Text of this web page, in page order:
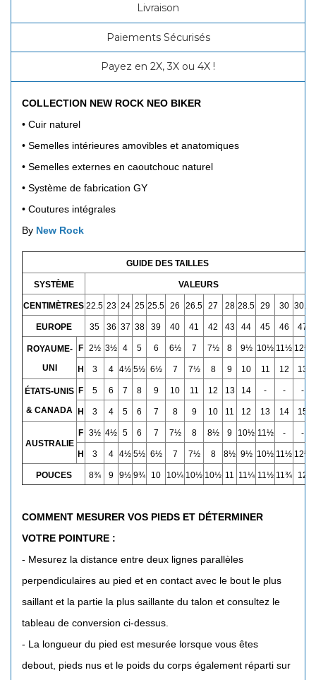
Livraison
Paiements Sécurisés
Payez en 2X, 3X ou 4X !
COLLECTION NEW ROCK NEO BIKER
• Cuir naturel
• Semelles intérieures amovibles et anatomiques
• Semelles externes en caoutchouc naturel
• Système de fabrication GY
• Coutures intégrales
By New Rock
GUIDE DES TAILLES
SYSTÈME VALEURS
CENTIMÈTRES 22.5 23 24 25 25.5 26 26.5 27 28 28.5 29 30 30.5
EUROPE 35 36 37 38 39 40 41 42 43 44 45 46 47
ROYAUME-
UNI
F 2½ 3½ 4 5 6 6½ 7 7½ 8 9½ 10½ 11½ 12½
H 3 4 4½ 5½ 6½ 7 7½ 8 9 10 11 12 13
ÉTATS-UNIS
& CANADA
F 5 6 7 8 9 10 11 12 13 14 - - -
H 3 4 5 6 7 8 9 10 11 12 13 14 15
AUSTRALIE
F 3½ 4½ 5 6 7 7½ 8 8½ 9 10½ 11 ½ - -
H 3 4 4½ 5½ 6½ 7 7½ 8 8½ 9½ 10½ 11 ½ 12½
POUCES 8¾ 9 9½ 9¾ 10 10¼ 10½ 10½ 11 11¼ 11½ 11¾ 12
COMMENT MESURER VOS PIEDS ET DÉTERMINER
VOTRE POINTURE :
- Mesurez la distance entre deux lignes parallèles
perpendiculaires au pied et en contact avec le bout le plus
saillant et la partie la plus saillante du talon et consultez le
tableau de conversion ci-dessus.
- La longueur du pied est mesurée lorsque vous êtes
debout, pieds nus et le poids du corps également réparti sur